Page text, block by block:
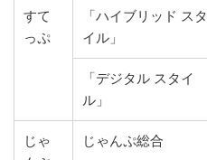
すて
っぷ
「ハイブリッド スタ
イル」
「デジタル スタイ
ル」
じゃ
じゃんぷ総合